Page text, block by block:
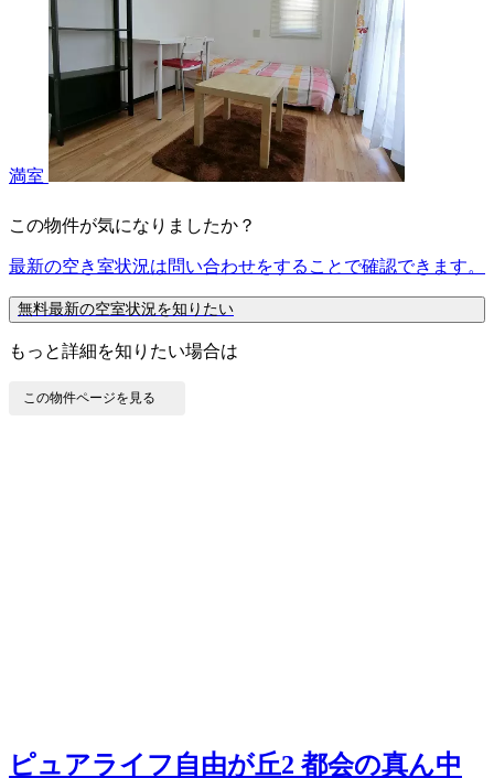
満室
この物件が気になりましたか？
最新の空き室状況は問い合わせをすることで確認できます。
無料最新の空室状況を知りたい
もっと詳細を知りたい場合は
この物件ページを見る
ピュアライフ自由が丘2 都会の真ん中